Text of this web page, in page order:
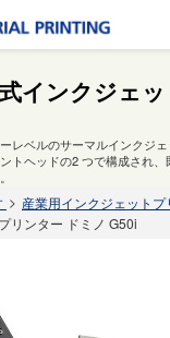
インクジェ
レベルのサーマルインクジ
トヘッドの2 つで構成され
産業用インクジェットプ
リンター ドミノ G50i